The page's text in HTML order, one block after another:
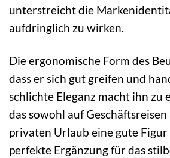
unterstreicht die
aufdringlich zu wirken.
Die ergonomische Form des
dass er sich gut greifen und
schlichte Eleganz macht ihn zu
das sowohl auf Geschäftsreisen
privaten Urlaub eine gute Figur
perfekte Ergänzung für das